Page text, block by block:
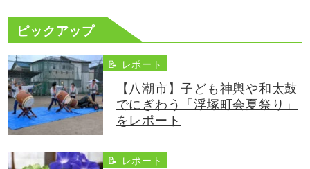
ピックアップ
📝 レポート
【八潮市】子ども神輿や和太鼓
でにぎわう「浮塚町会夏祭り」
をレポート
📝 レポート